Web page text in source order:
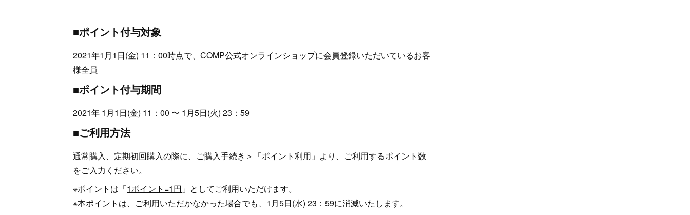
■ポイント付与対象
2021年1月1日(金) 11：00時点で、COMP公式オンラインショップに会員登録いただいているお客
様全員
■ポイント付与期間
2021年 1月1日(金) 11：00 〜 1月5日(火) 23：59
■ご利用方法
通常購入、定期初回購入の際に、ご購入手続き＞「ポイント利用」より、ご利用するポイント数
をご入力ください。
※ポイントは「1ポイント=1円 」としてご利用いただけます。
※本ポイントは、ご利用いただかなかった場合でも、 1月5日(水) 23：59に消滅いたします。